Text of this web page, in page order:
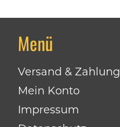
Menü
Versand & Zahlung
Mein Konto
Impressum